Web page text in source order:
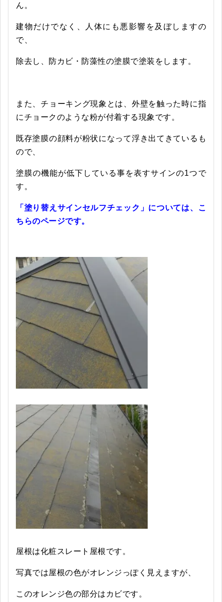
ん。
建物だけでなく、人体にも悪影響を及ぼしますの
で、
除去し、防カビ・防藻性の塗膜で塗装をします。
また、チョーキング現象とは、外壁を触った時に指
にチョークのような粉が付着する現象です。
既存塗膜の顔料が粉状になって浮き出てきているも
ので、
塗膜の機能が低下している事を表すサインの1つで
す。
「塗り替えサインセルフチェック」については、こ
ちらのページです。
屋根は化粧スレート屋根です。
写真では屋根の色がオレンジっぽく見えますが、
このオレンジ色の部分はカビです。